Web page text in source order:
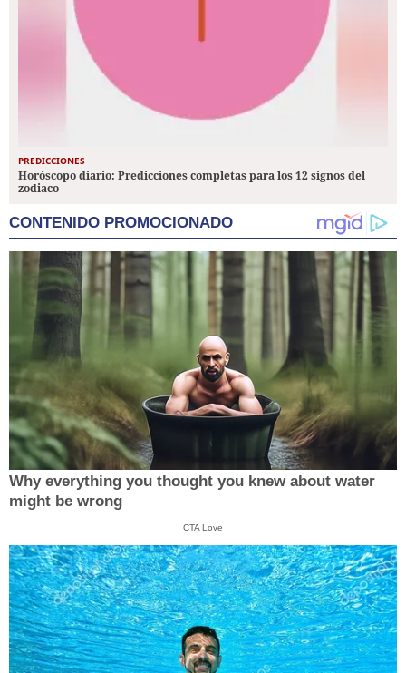
PREDICCIONES
Horóscopo diario: Predicciones completas para los 12 signos del
zodiaco
CONTENIDO PROMOCIONADO
Why everything you thought you knew about water
might be wrong
CTA Love